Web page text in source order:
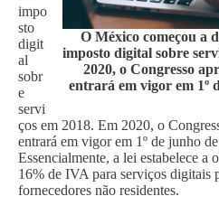
O México começou a
imposto digital sobre
2020, o Congresso
entrará em vigor em 1º
impo
sto
digit
al
sobr
e
servi
ços em 2018. Em 2020, o
entrará em vigor em 1º de junho
Essencialmente, a lei estabelece a
16% de IVA para serviços digitais
fornecedores não residentes.